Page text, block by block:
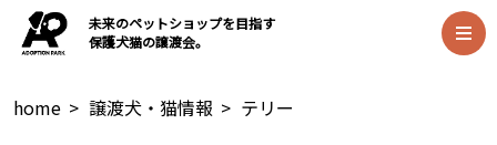
未来のペットショップを目指す
保護犬猫の譲渡会。
home > 譲渡犬・猫情報 > テリー